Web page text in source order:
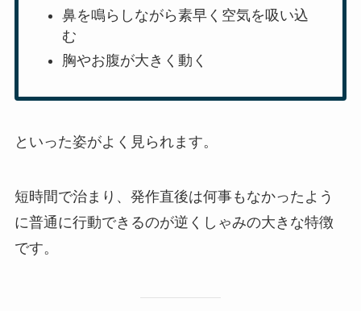
鼻を鳴らしながら素早く空気を吸い込
む
胸やお腹が大きく動く
といった姿がよく見られます。
短時間で治まり、発作直後は何事もなかったよう
に普通に行動できるのが逆くしゃみの大きな特徴
です。